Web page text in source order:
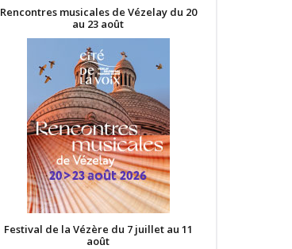
Rencontres musicales de Vézelay du 20
au 23 août
Festival de la Vézère du 7 juillet au 11
août